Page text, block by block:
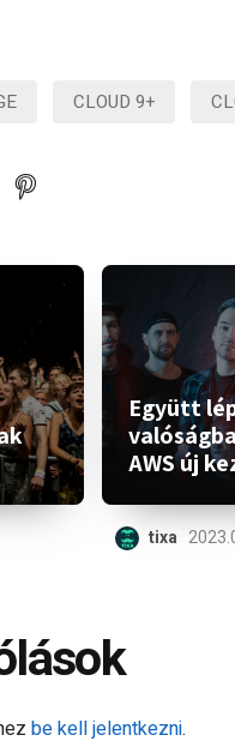
CLOUD 9+
Együtt
AWS új
tixa
be kell jelentkezni.